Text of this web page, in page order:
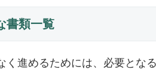
書類一覧
く進めるためには、必要とな